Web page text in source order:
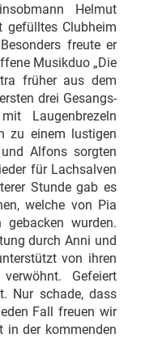
Helmut
gefülltes Clubheim
freute er
Musikduo „Die
früher aus dem
drei Gesangs-
Laugenbrezeln
zu einem lustigen
Alfons sorgten
für Lachsalven
Stunde gab es
welche von Pia
gebacken wurden.
durch Anni und
von ihren
Gefeiert
Nur schade, dass
Fall freuen wir
in der kommenden